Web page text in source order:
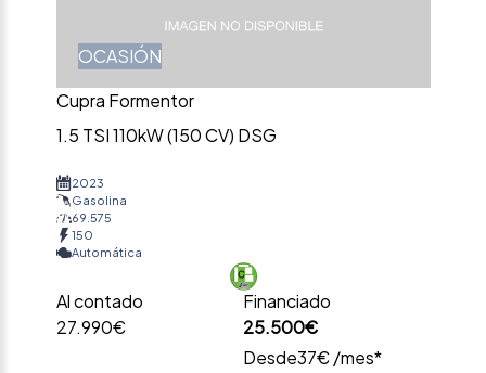
OCASIÓN
Cupra Formentor
1.5 TSI 110kW (150 CV) DSG
2023
Gasolina
69.575
150
Automática
Al contado
27.990€
Financiado
25.500€
Desde37€ /mes*